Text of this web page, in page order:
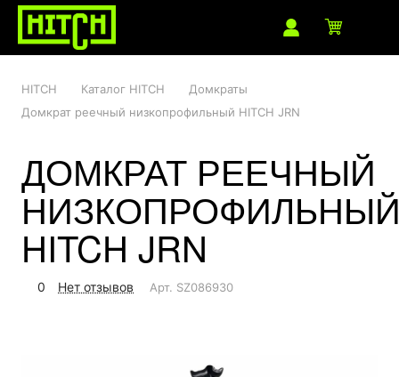
HITCH Каталог HITCH
Домкраты
Домкрат реечный низкопрофильный HITCH JRN
ДОМКРАТ РЕЕЧНЫЙ
HITCH JRN
0 Нет отзывов Арт. SZ086930